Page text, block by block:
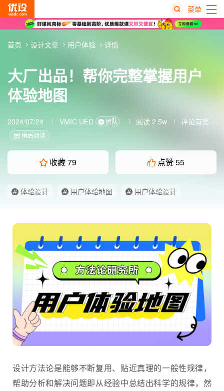
菜单
大厂出品！帮你完整掌握用户
体验地图
2024/07/24 VMIC UED 团队 阅读 2.5w 评论有奖
稍后阅读
收藏79 点赞55
体验设计 用户体验地图
用户体验设计
首页 设计文章 用户体验 详情
设计方法论是能够不断复用、贴近真理的一般性规律，
帮助分析和解决问题即从经验中总结出科学的规律，然